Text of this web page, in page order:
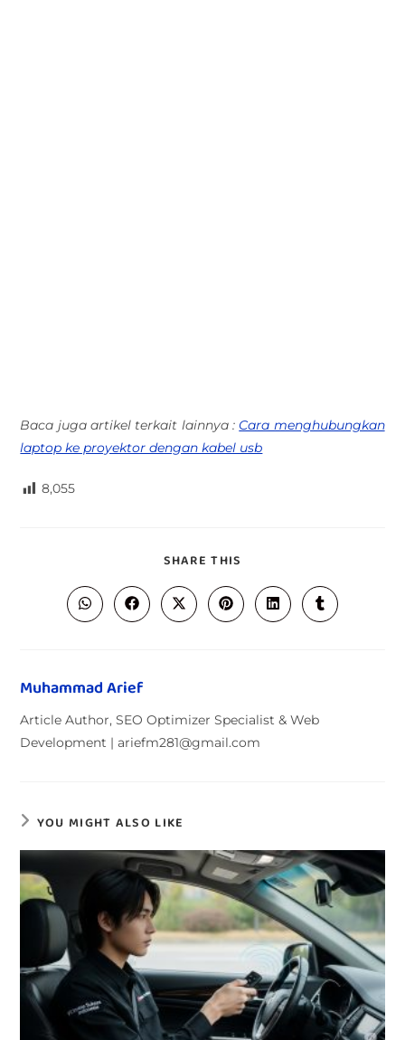
Baca juga artikel terkait lainnya : Cara menghubungkan
laptop ke proyektor dengan kabel usb
8,055
SHARE THIS
Muhammad Arief
Article Author, SEO Optimizer Specialist & Web
Development | ariefm281@gmail.com
YOU MIGHT ALSO LIKE